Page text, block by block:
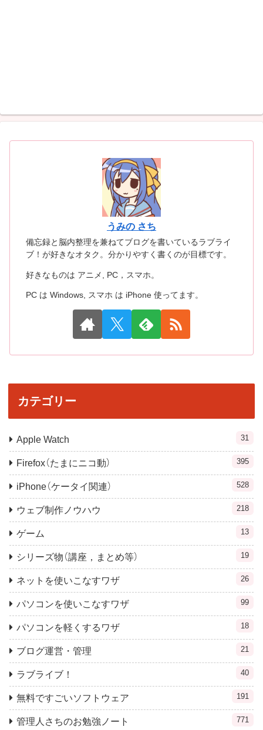
うみの さち
備忘録と脳内整理を兼ねてブログを書いているラブライ
ブ！が好きなオタク。分かりやすく書くのが目標です。
好きなものは アニメ, PC，スマホ。
PC は Windows, スマホ は iPhone 使ってます。
カテゴリー
Apple Watch 31
Firefox（たまにニコ動） 395
iPhone（ケータイ関連） 528
ウェブ制作ノウハウ 218
ゲーム 13
シリーズ物（講座，まとめ等） 19
ネットを使いこなすワザ 26
パソコンを使いこなすワザ 99
パソコンを軽くするワザ 18
ブログ運営・管理 21
ラブライブ！ 40
無料ですごいソフトウェア 191
管理人さちのお勉強ノート 771